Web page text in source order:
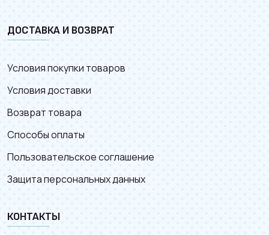
ДОСТАВКА И ВОЗВРАТ
Условия покупки товаров
Условия доставки
Возврат товара
Способы оплаты
Пользовательское соглашение
Защита персональных данных
КОНТАКТЫ